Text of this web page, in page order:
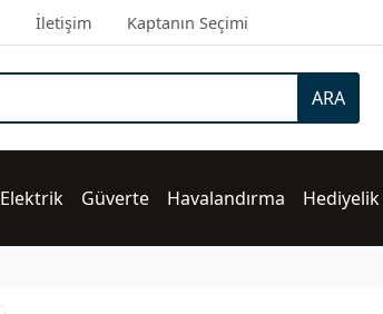
İletişim Kaptanın Seçimi
ARA
Elektrik Güverte Havalandırma Hediyelik